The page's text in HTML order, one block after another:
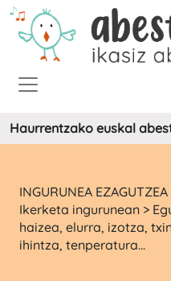
Haurrentzako euskal
INGURUNEA
Ikerketa ingurunean >
haizea, elurra, izotza,
ihintza, tenperatura...